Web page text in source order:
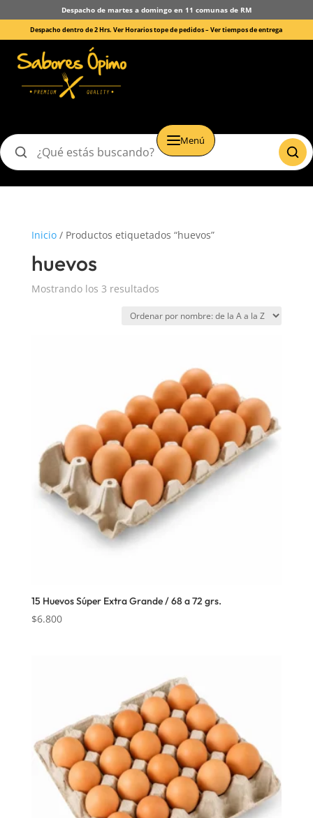
Despacho de martes a domingo en 11 comunas de RM
Despacho dentro de 2 Hrs. Ver Horarios tope de pedidos –Ver tiempos de entrega
Menú
Buscar
Inicio/ Productos etiquetados “huevos”
huevos
Mostrando los 3 resultados
15 Huevos Súper Extra Grande / 68 a 72 grs.
$6.800